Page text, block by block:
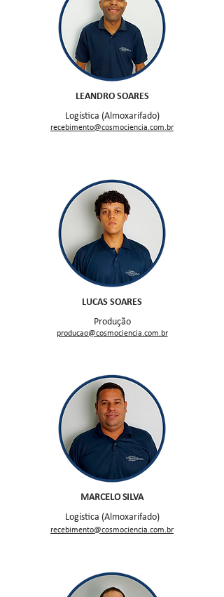
LEANDRO SOARES
Logística (Almoxarifado)
recebimento@cosmociencia.com.br
LUCAS SOARES
Produção
producao@cosmociencia.com.br
MARCELO SILVA
Logística (Almoxarifado)
recebimento@cosmociencia.com.br